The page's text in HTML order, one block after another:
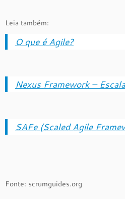
Leia também:
O que é Agile?
Nexus Framework –
SAFe (Scaled Agile
Fonte: scrumguides.org